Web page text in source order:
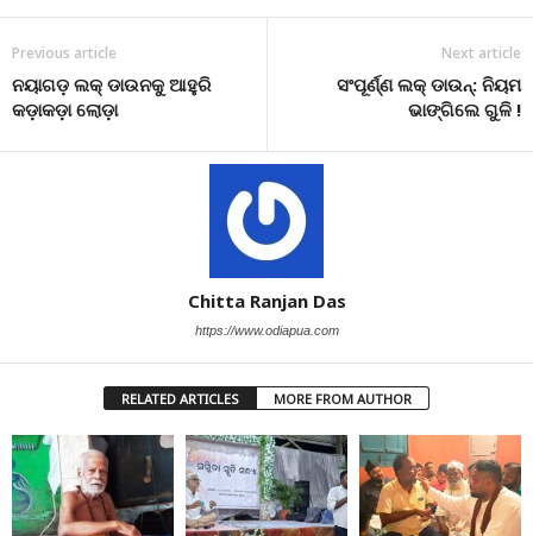
Previous article
ନୟାଗଡ଼ ଲକ୍ ଡାଉନକୁ ଆହୁରି
କଡ଼ାକଡ଼ା ଲୋଡ଼ା
Next article
ସଂପୂର୍ଣ୍ଣ ଲକ୍ ଡାଉନ୍: ନିୟମ
ଭାଙ୍ଗିଲେ ଗୁଳି !
Chitta Ranjan Das
https://www.odiapua.com
RELATED ARTICLES MORE FROM AUTHOR